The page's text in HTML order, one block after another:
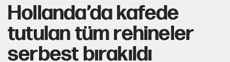
Hollanda’da kafede
tutulan tüm rehineler
serbest bırakıldı